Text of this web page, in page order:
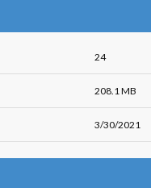
24
208.1 MB
3/30/2021